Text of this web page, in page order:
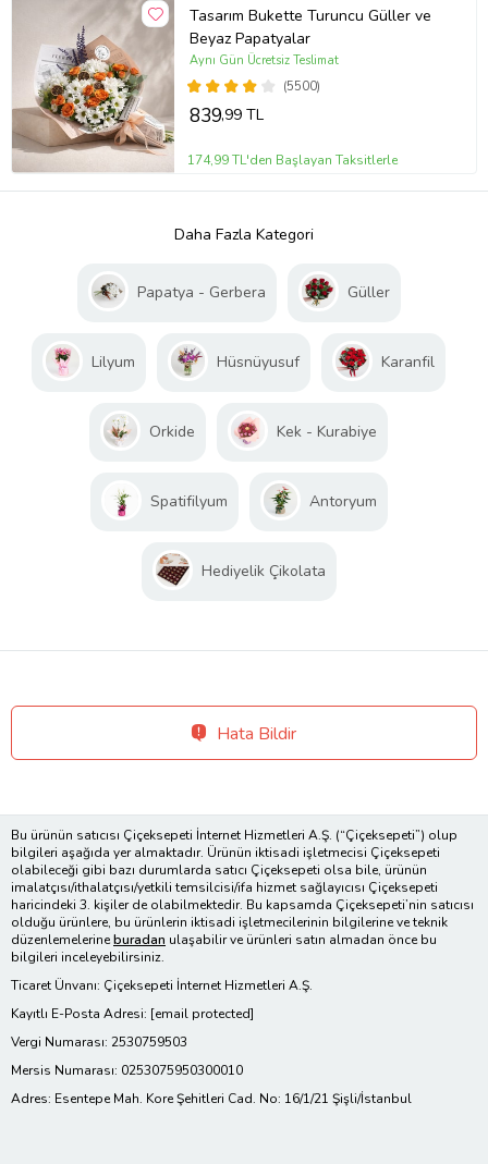
Tasarım Bukette Turuncu Güller ve
Beyaz Papatyalar
(5500)
Aynı Gün Ücretsiz Teslimat
839,99 TL
174,99 TL'den Başlayan Taksitlerle
Daha Fazla Kategori
Papatya - Gerbera Güller
Lilyum Hüsnüyusuf Karanfil
Orkide Kek - Kurabiye
Spatifilyum Antoryum
Hediyelik Çikolata
Hata Bildir
Bu ürünün satıcısı Çiçeksepeti İnternet Hizmetleri A.Ş. (“Çiçeksepeti”) olup
bilgileri aşağıda yer almaktadır. Ürünün iktisadi işletmecisi Çiçeksepeti
olabileceği gibi bazı durumlarda satıcı Çiçeksepeti olsa bile, ürünün
imalatçısı/ithalatçısı/yetkili temsilcisi/ifa hizmet sağlayıcısı Çiçeksepeti
haricindeki 3. kişiler de olabilmektedir. Bu kapsamda Çiçeksepeti’nin satıcısı
olduğu ürünlere, bu ürünlerin iktisadi işletmecilerinin bilgilerine ve teknik
düzenlemelerineburadan ulaşabilir ve ürünleri satın almadan önce bu
bilgileri inceleyebilirsiniz.
Ticaret Ünvanı: Çiçeksepeti İnternet Hizmetleri A.Ş.
Kayıtlı E-Posta Adresi: [email protected]
Vergi Numarası: 2530759503
Mersis Numarası: 0253075950300010
Adres: Esentepe Mah. Kore Şehitleri Cad. No: 16/1/21 Şişli/İstanbul